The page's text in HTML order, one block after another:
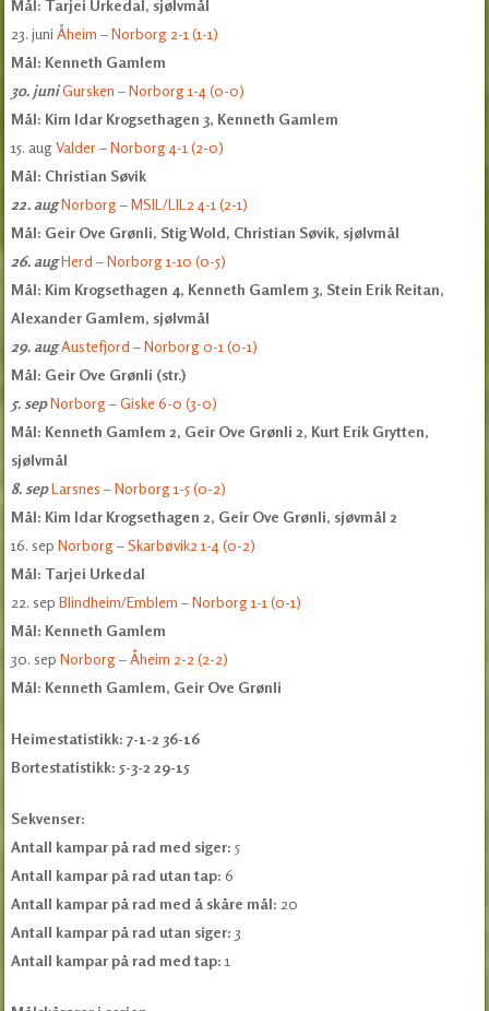
Mål: Tarjei Urkedal, sjølvmål
23. juniÅheim – Norborg 2-1 (1-1)
Mål: Kenneth Gamlem
30. juniGursken – Norborg 1-4 (0-0)
Mål: Kim Idar Krogsethagen 3, Kenneth Gamlem
15. augValder – Norborg 4-1 (2-0)
Mål: Christian Søvik
22. augNorborg – MSIL/LIL2 4-1 (2-1)
Mål: Geir Ove Grønli, Stig Wold, Christian Søvik, sjølvmål
26. augHerd – Norborg 1-10 (0-5)
Mål: Kim Krogsethagen 4, Kenneth Gamlem 3, Stein Erik Reitan,
Alexander Gamlem, sjølvmål
29. augAustefjord – Norborg 0-1 (0-1)
Mål: Geir Ove Grønli (str.)
5. sepNorborg – Giske 6-0 (3-0)
Mål: Kenneth Gamlem 2, Geir Ove Grønli 2, Kurt Erik Grytten,
sjølvmål
8. sepLarsnes – Norborg 1-5 (0-2)
Mål: Kim Idar Krogsethagen 2, Geir Ove Grønli, sjøvmål 2
16. sepNorborg – Skarbøvik2 1-4 (0-2)
Mål: Tarjei Urkedal
22. sepBlindheim/Emblem – Norborg 1-1 (0-1)
Mål: Kenneth Gamlem
30. sepNorborg – Åheim 2-2 (2-2)
Mål: Kenneth Gamlem, Geir Ove Grønli
Heimestatistikk: 7-1-2 36-16
Bortestatistikk: 5-3-2 29-15
Sekvenser:
Antall kampar på rad med siger:5
Antall kampar på rad utan tap:6
Antall kampar på rad med å skåre mål: 20
Antall kampar på rad utan siger: 3
Antall kampar på rad med tap: 1